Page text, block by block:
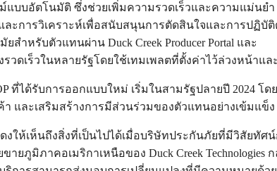
แบบอัตโนมัติ ซึ่งช่วยเพิ่มความรวดเร็วและความแม่นยำ
ละการวิเคราะห์เพื่อสนับสนุนการตัดสินใจและการปฏิบั
ำหรับตัวแทนผ่าน Duck Creek Producer Portal และ
วดเร็วในหลายรัฐโดยใช้เทมเพลตที่ตั้งค่าไว้ล่วงหน้าแ
ที่ได้รับการออกแบบใหม่ เริ่มในสามรัฐปลายปี 2024 โ
และเสริมสร้างการมีส่วนร่วมของตัวแทนอย่างเข้มแ
แสดงให้เห็นถึงสิ่งที่เป็นไปได้เมื่อบริษัทประกันภัยที่มีวิ
ยภูมิภาคอเมริกาเหนือของ Duck Creek Technologies